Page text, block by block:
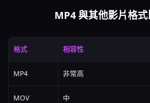
MP4 與其他影片格
格式 相容性
MP4 非常高
MOV 中